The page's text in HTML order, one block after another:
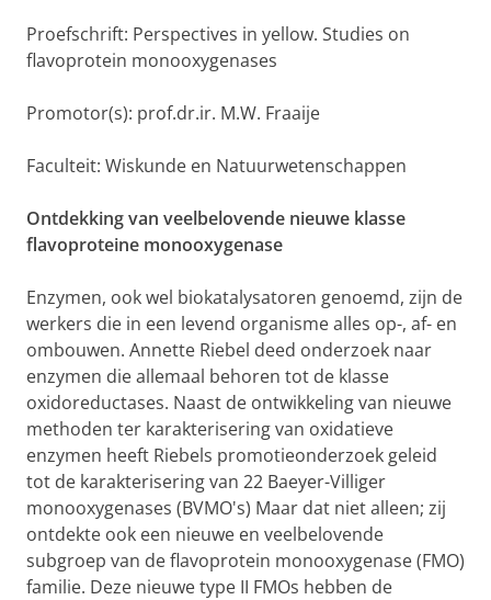
Proefschrift: Perspectives in yellow. Studies on
flavoprotein monooxygenases
Promotor(s): prof.dr.ir. M.W. Fraaije
Faculteit: Wiskunde en Natuurwetenschappen
Ontdekking van veelbelovende nieuwe klasse
flavoproteine monooxygenase
Enzymen, ook wel biokatalysatoren genoemd, zijn de
werkers die in een levend organisme alles op-, af- en
ombouwen. Annette Riebel deed onderzoek naar
enzymen die allemaal behoren tot de klasse
oxidoreductases. Naast de ontwikkeling van nieuwe
methoden ter karakterisering van oxidatieve
enzymen heeft Riebels promotieonderzoek geleid
tot de karakterisering van 22 Baeyer-Villiger
monooxygenases (BVMO's) Maar dat niet alleen; zij
ontdekte ook een nieuwe en veelbelovende
subgroep van de flavoprotein monooxygenase (FMO)
familie. Deze nieuwe type II FMOs hebben de